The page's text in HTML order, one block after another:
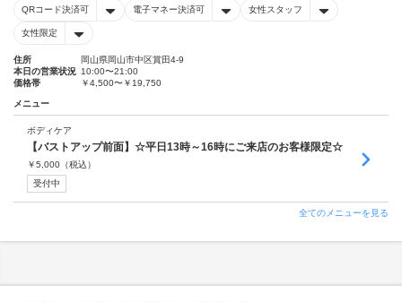
QRコード決済可 電子マネー決済可 女性スタッフ
女性限定
住所
岡山県岡山市中区賞田4-9
本日の営業状況 10:00〜21:00
価格帯
￥4,500〜￥19,750
メニュー
ボディケア
【バストアップ前面】☆平日13時～16時にご来店のお客様限定☆
￥5,000 （税込）
受付中
全てのメニューを見る